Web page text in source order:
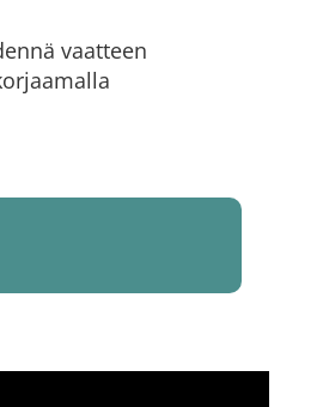
vaatteen